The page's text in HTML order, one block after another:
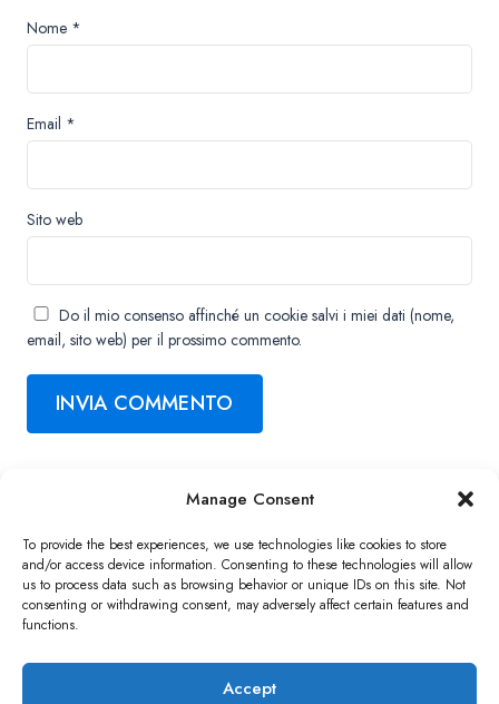
Manage Consent
To provide the best experiences, we use technologies like cookies to store
and/or access device information. Consenting to these technologies will allow
us to process data such as browsing behavior or unique IDs on this site. Not
consenting or withdrawing consent, may adversely affect certain features and
functions.
Accept
Nome *
Email *
Sito web
Do il mio consenso affinché un cookie salvi i miei dati (nome,
email, sito web) per il prossimo commento.